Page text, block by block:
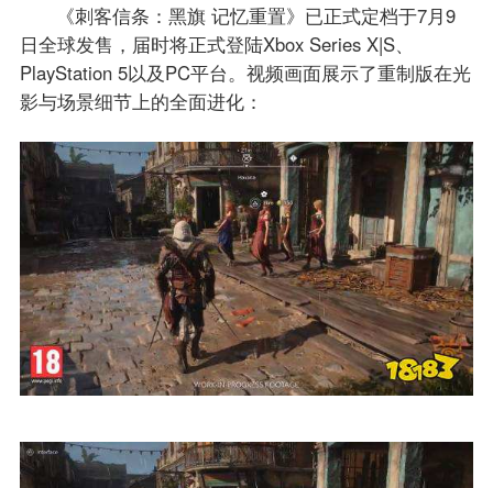
《刺客信条：黑旗 记忆重置》已正式定档于7月9
日全球发售，届时将正式登陆Xbox Series X|S、
PlayStation 5以及PC平台。视频画面展示了重制版在光
影与场景细节上的全面进化：